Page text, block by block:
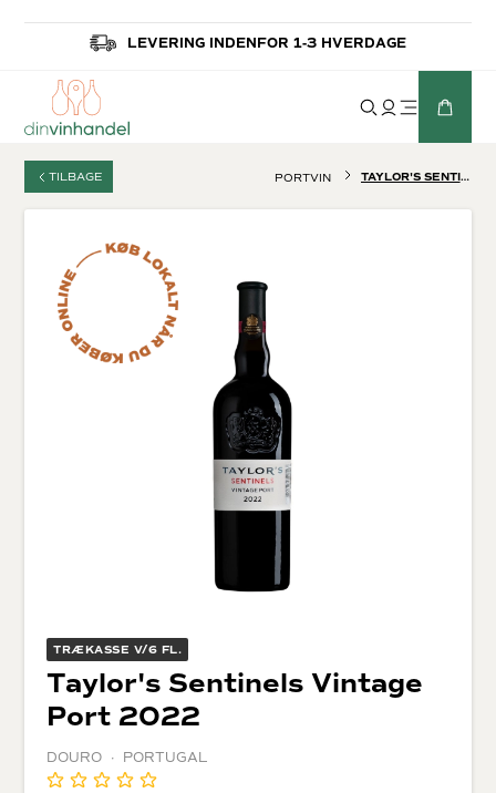
LEVERING INDENFOR 1-3 HVERDAGE
TILBAGE PORTVIN TAYLOR'S SENTINELS VINTAGE PORT 2022
TRÆKASSE V/6 FL.
Taylor's Sentinels Vintage
Port 2022
DOURO · PORTUGAL